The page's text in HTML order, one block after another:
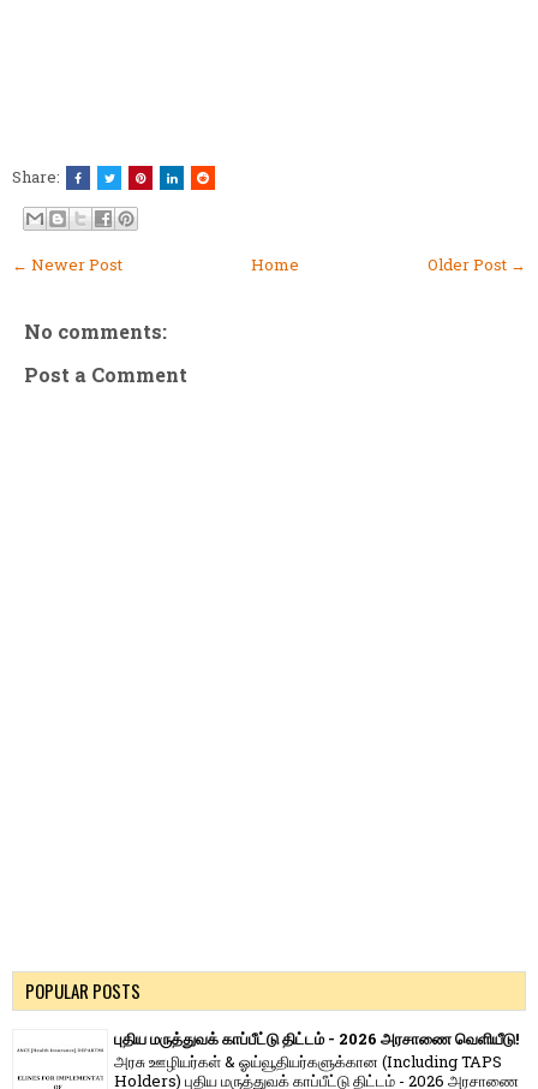
Share:
← Newer Post Older Post →
Home
No comments:
Post a Comment
POPULAR POSTS
புதிய மருத்துவக் காப்பீட்டு திட்டம் - 2026 அரசாணை வெளியீடு!
அரசு ஊழியர்கள் & ஓய்வூதியர்களுக்கான (Including TAPS
Holders) புதிய மருத்துவக் காப்பீட்டு திட்டம் - 2026 அரசாணை